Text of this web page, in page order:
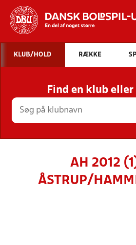
STILLINGER,
HOLD
KLUB/HOLD RÆKKE
Find en klub eller
AH 2012
ÅSTRUP/